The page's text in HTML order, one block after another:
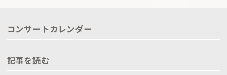
コンサートカレンダー
記事を読む